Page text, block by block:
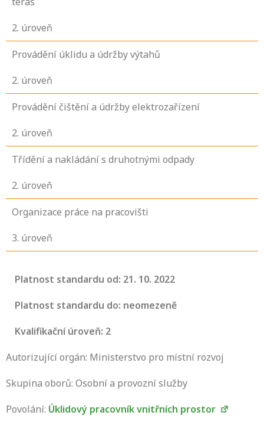
2. úroveň
Provádění úklidu a údržby výtahů
2. úroveň
Provádění čištění a údržby elektrozařízení
2. úroveň
Třídění a nakládání s druhotnými odpady
2. úroveň
Organizace práce na pracovišti
3. úroveň
Platnost standardu od: 21. 10. 2022
Platnost standardu do: neomezeně
Kvalifikační úroveň: 2
Autorizující orgán: Ministerstvo pro místní rozvoj
Skupina oborů: Osobní a provozní služby
Povolání: Úklidový pracovník vnitřních prostor